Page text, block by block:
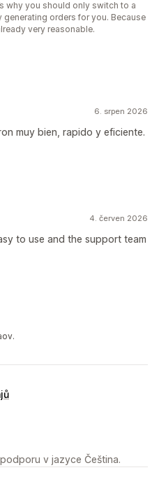
why you should only switch to a
orders for you. Because
very reasonable.
6. srpen 2026
muy bien, rapido y eficiente.
4. červen 2026
to use and the support team
v jazyce Čeština.